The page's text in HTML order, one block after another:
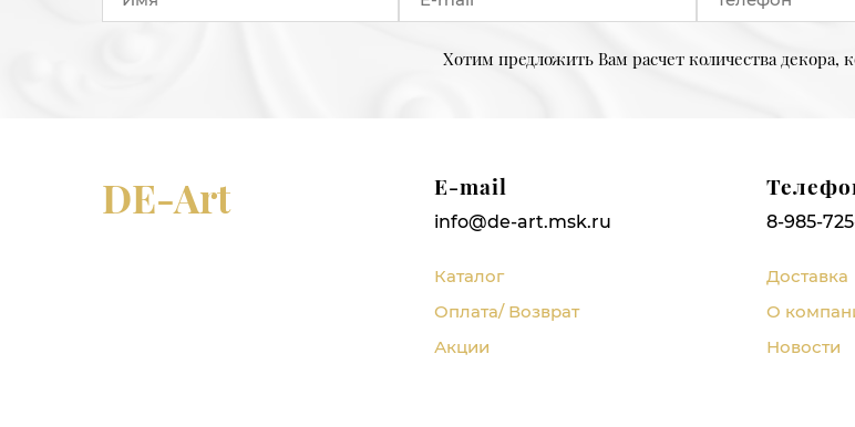
Хотим предложить Вам расчет количества декора,
DE-Art E-mail
info@de-art.msk.ru 8-985-
Каталог
Оплата/ Возврат
Акции
Доставка
О
Новости